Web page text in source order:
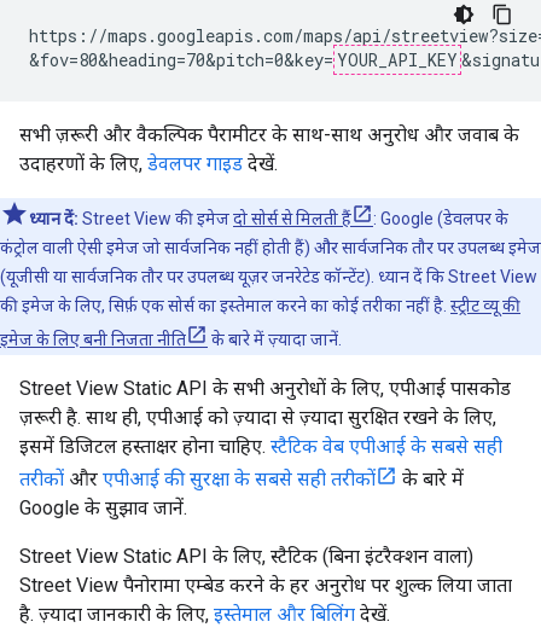
https://maps.googleapis.com/maps/api/
&fov=80&heading=70&pitch=0&key= YOUR_API_KEY
सभी ज़रूरी और वैकल्पिक पैरामीटर के साथ-साथ अनुरोध और जवाब के
उदाहरणों के लिए, डेवलपर गाइड देखें.
ध्यान दें: Street View की इमेजदो सोर्स से मिलती हैं
: Google (डेवलपर के
कंट्रोल वाली ऐसी इमेज जो सार्वजनिक नहीं होती हैं) और सार्वजनिक तौर पर उपलब्ध इमेज
(यूजीसी या सार्वजनिक तौर पर उपलब्ध यूज़र जनरेटेड कॉन्टेंट). ध्यान दें कि Street View
की इमेज के लिए, सिर्फ़ एक सोर्स का इस्तेमाल करने का कोई तरीका नहीं है. स्ट्रीट व्यू की
इमेज के लिए बनी निजता नीति
के बारे में ज़्यादा जानें.
Street View Static API के सभी अनुरोधों के लिए, एपीआई पासकोड
ज़रूरी है. साथ ही, एपीआई को ज़्यादा से ज़्यादा सुरक्षित रखने के लिए,
इसमें डिजिटल हस्ताक्षर होना चाहिए. स्टैटिक वेब एपीआई के सबसे सही
तरीकों और एपीआई की सुरक्षा के सबसे सही तरीकों
के बारे में
Google के सुझाव जानें.
Street View Static API के लिए, स्टैटिक (बिना इंटरैक्शन वाला)
Street View पैनोरामा एम्बेड करने के हर अनुरोध पर शुल्क लिया जाता
है. ज़्यादा जानकारी के लिए, इस्तेमाल और बिलिंग देखें.